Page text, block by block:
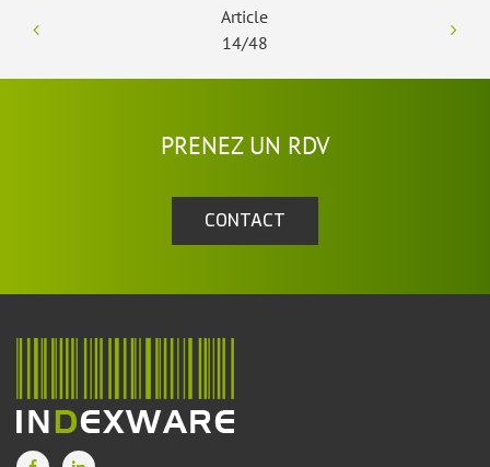
Article
14/48
PRENEZ UN RDV
CONTACT